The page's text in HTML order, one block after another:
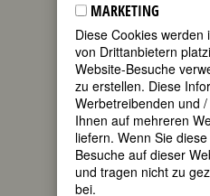
Gertrud Scholtz-
Klink war als
Frau in der
also etwas, das es
der NSDAP gar nicht
MARKETING
Diese Cookies
von Drittanbietern
Website-Besuche
zu erstellen. Diese
Werbetreibenden und
Ihnen auf mehreren
liefern. Wenn Sie
Besuche auf dieser
und tragen nicht zu
bei.